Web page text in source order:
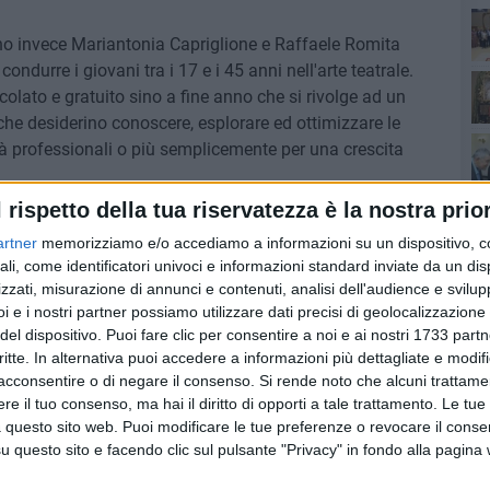
rispetto della tua riservatezza è la nostra
memorizziamo e/o accediamo a informazioni su un dispositivo,
come identificatori univoci e informazioni standard inviate da un
misurazione di annunci e contenuti, analisi dell'audience e
e i nostri partner possiamo utilizzare dati precisi di
dispositivo. Puoi fare clic per consentire a noi e ai nostri 1733
In alternativa puoi accedere a informazioni più dettagliate e
o di negare il consenso. Si rende noto che alcuni
il tuo consenso, ma hai il diritto di opporti a tale trattamento. Le
sito web. Puoi modificare le tue preferenze o revocare il
questo sito e facendo clic sul pulsante "Privacy" in fondo alla pagina
invece Mariantonia Capriglione e Raffaele Romita
i giovani tra i 17 e i 45 anni nell'arte teatrale.
e gratuito sino a fine anno che si rivolge ad un
desiderino conoscere, esplorare ed ottimizzare le
professionali o più semplicemente per una crescita
intanto la mostra "Giovanni Gasparro. Il nuovo
e visitabile sino al 29 ottobre, dal martedì alla
moderno e tradizionale – ha detto il
visitando la mostra – l'iconografia prevalente,
e settescentesca ma l'interpretazione ha
moderno». Oltre 1.500 i visitatori dalla